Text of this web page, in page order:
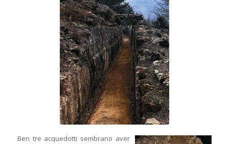
Ben tre acquedotti sembrano aver